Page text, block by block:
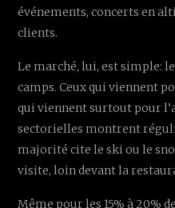
événements, concerts en
clients.
Le marché, lui, est simple:
camps. Ceux qui viennent
qui viennent surtout pour
sectorielles montrent
majorité cite le ski ou le
visite, loin devant la
Même pour les 15% à 20%